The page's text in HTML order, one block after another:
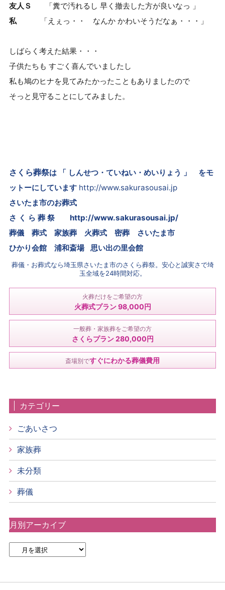
友人Ｓ
「糞で汚れるし 早く撤去した方が良いなっ 」
私
「えぇっ・・ なんか かわいそうだなぁ・・・」
しばらく考えた結果・・・
子供たちも すごく喜んでいましたし
私も鳩のヒナを見てみたかったこともありましたので
そっと見守ることにしてみました。
さくら葬祭は 「 しんせつ・ていねい・めいりょう 」 をモ
ットーにしています http://www.sakurasousai.jp
さいたま市のお葬式
さ く ら 葬 祭
http://www.sakurasousai.jp/
葬儀 葬式 家族葬 火葬式 密葬さいたま市
ひかり会館 浦和斎場 思い出の里会館
葬儀・お葬式なら埼玉県さいたま市のさくら葬祭。安心と誠実さで埼
玉全域を24時間対応。
火葬だけをご希望の方
火葬式プラン 98,000円
一般葬・家族葬をご希望の方
さくらプラン 280,000円
斎場別ですぐにわかる葬儀費用
カテゴリー
ごあいさつ
家族葬
未分類
葬儀
月別アーカイブ